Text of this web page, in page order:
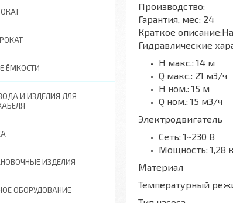
Производство:
Гарантия, мес: 24
Краткое описание:
Гидравлические
H макс.: 14 м
Q макс.: 21 м3/ч
H ном.: 15 м
Q ном.: 15 м3/ч
Электродвигатель
Сеть: 1~230 В
Мощность: 1,28
Материал
Температурный
ЁМКОСТИ
И ИЗДЕЛИЯ ДЛЯ
ИЗДЕЛИЯ
ОБОРУДОВАНИЕ